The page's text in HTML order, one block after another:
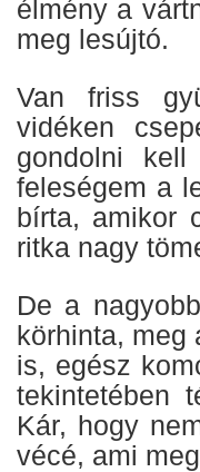
élmény a
meg lesújtó.
Van friss
vidéken
gondolni
feleségem a
bírta, amikor
ritka nagy
De a
körhinta, meg
is, egész
tekintetében
Kár, hogy
vécé, ami